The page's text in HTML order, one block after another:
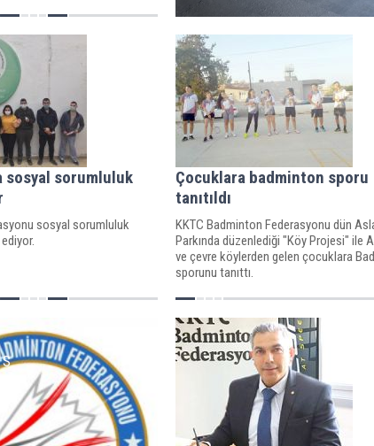
sosyal sorumluluk
sosyal sorumluluk
Çocuklara badminton sporu
tanıtıldı
KKTC Badminton Federasyonu dün
Parkında düzenlediği "Köy Projesi" ile
ve çevre köylerden gelen çocuklara
sporunu tanıttı.
S